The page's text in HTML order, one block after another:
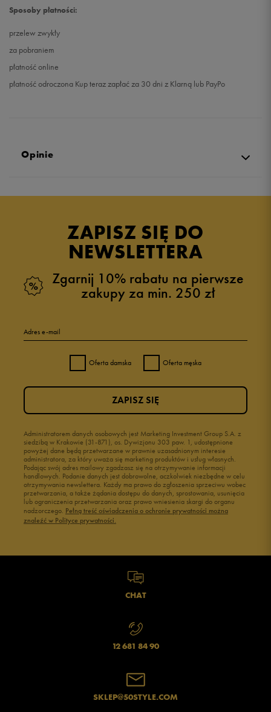
Sposoby płatności:
przelew zwykły
za pobraniem
płatność online
płatność odroczona Kup teraz zapłać za 30 dni z Klarną lub PayPo
Opinie
ZAPISZ SIĘ DO
NEWSLETTERA
Zgarnij 10% rabatu na pierwsze
zakupy za min. 250 zł
Adres e-mail
Oferta damska Oferta męska
Administratorem danych osobowych jest Marketing Investment Group S.A. z
siedzibą w Krakowie (31-871), os. Dywizjonu 303 paw. 1, udostępnione
powyżej dane będą przetwarzane w prawnie uzasadnionym interesie
administratora, za który uważa się marketing produktów i usług własnych.
Podając swój adres mailowy zgadzasz się na otrzymywanie informacji
handlowych. Podanie danych jest dobrowolne, aczkolwiek niezbędne w celu
otrzymywania newslettera. Każdy ma prawo do zgłoszenia sprzeciwu wobec
przetwarzania, a także żądania dostępu do danych, sprostowania, usunięcia
lub ograniczenia przetwarzania oraz prawo wniesienia skargi do organu
nadzorczego. Pełną treść oświadczenia o ochronie prywatności można
znaleźć w Polityce prywatności.
ZAPISZ SIĘ
CHAT
12 681 84 90
SKLEP@50STYLE.COM